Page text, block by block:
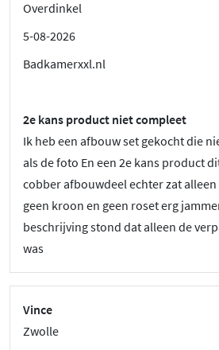
Overdinkel
5-08-2026
Badkamerxxl.nl
2e kans product niet compleet
Ik heb een afbouw set gekocht die
als de foto En een 2e kans product
cobber afbouwdeel echter zat
geen kroon en geen roset erg
beschrijving stond dat alleen de
was
Vince
Zwolle